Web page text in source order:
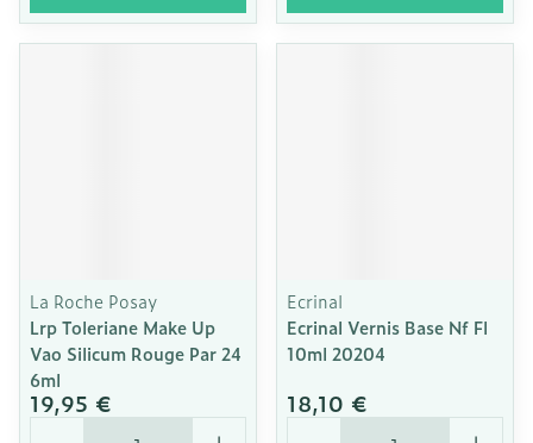
La Roche Posay
Lrp Toleriane Make Up
Vao Silicum Rouge Par 24
6ml
19,95 €
Quantité
Ecrinal
Ecrinal Vernis Base Nf Fl
10ml 20204
18,10 €
Quantité